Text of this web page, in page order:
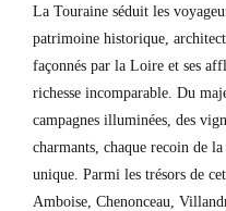
La Touraine séduit les
patrimoine historique,
façonnés par la Loire et ses
richesse incomparable. Du
campagnes illuminées, des
charmants, chaque recoin de
unique. Parmi les trésors de
Amboise, Chenonceau,